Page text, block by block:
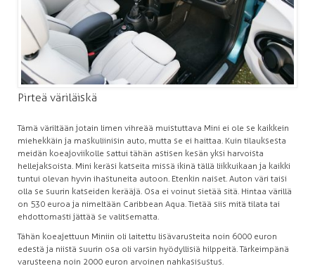
Pirteä väriläiskä
Tämä väriltään jotain limen vihreää muistuttava Mini ei ole se kaikkein
miehekkäin ja maskuliinisin auto, mutta se ei haittaa. Kuin tilauksesta
meidän koeajoviikolle sattui tähän astisen kesän yksi harvoista
hellejaksoista. Mini keräsi katseita missä ikinä tällä liikkuikaan ja kaikki
tuntui olevan hyvin ihastuneita autoon. Etenkin naiset. Auton väri taisi
olla se suurin katseiden kerääjä. Osa ei voinut sietää sitä. Hintaa värillä
on 530 euroa ja nimeltään Caribbean Aqua. Tietää siis mitä tilata tai
ehdottomasti jättää se valitsematta.
Tähän koeajettuun Miniin oli laitettu lisävarusteita noin 6000 euron
edestä ja niistä suurin osa oli varsin hyödyllisiä hilppeitä. Tärkeimpänä
varusteena noin 2000 euron arvoinen nahkasisustus.